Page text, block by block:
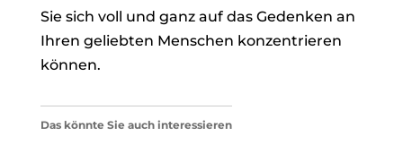
Sie sich voll und ganz auf das Gedenken an
Ihren geliebten Menschen konzentrieren
können.
Das könnte Sie auch interessieren